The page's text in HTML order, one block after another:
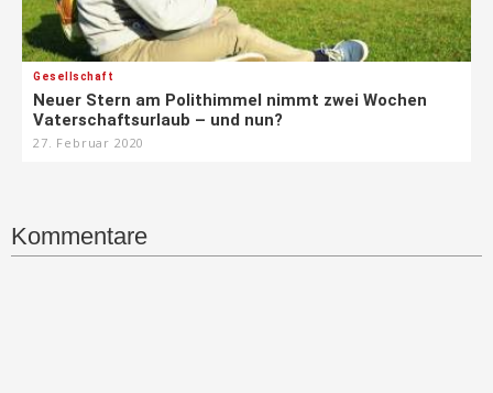
Gesellschaft
Neuer Stern am Polithimmel nimmt zwei Wochen
Vaterschaftsurlaub – und nun?
27. Februar 2020
Kommentare